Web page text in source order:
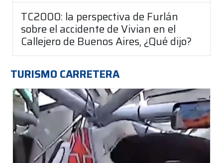
TC2000: la perspectiva de Furlán
sobre el accidente de Vivian en el
Callejero de Buenos Aires, ¿Qué dijo?
TURISMO CARRETERA